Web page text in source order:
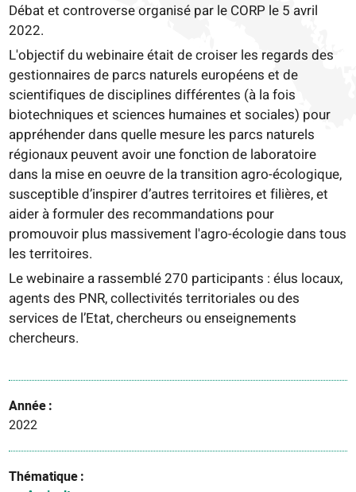
Débat et controverse organisé par le CORP le 5 avril
2022.
L'objectif du webinaire était de croiser les regards des
gestionnaires de parcs naturels européens et de
scientifiques de disciplines différentes (à la fois
biotechniques et sciences humaines et sociales) pour
appréhender dans quelle mesure les parcs naturels
régionaux peuvent avoir une fonction de laboratoire
dans la mise en oeuvre de la transition agro-écologique,
susceptible d’inspirer d’autres territoires et filières, et
aider à formuler des recommandations pour
promouvoir plus massivement l'agro-écologie dans tous
les territoires.
Le webinaire a rassemblé 270 participants : élus locaux,
agents des PNR, collectivités territoriales ou des
services de l’Etat, chercheurs ou enseignements
chercheurs.
Année
2022
Thématique